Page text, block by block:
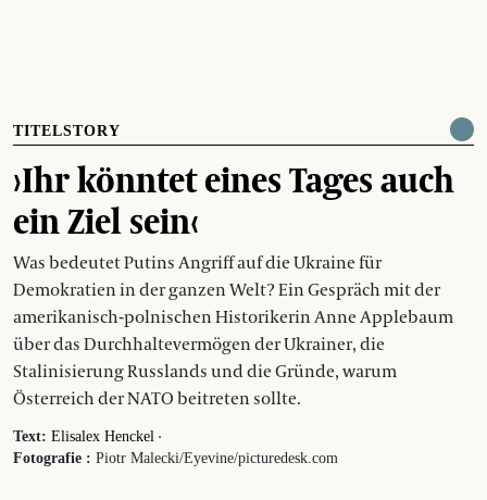
TITELSTORY
›Ihr könntet eines Tages auch
ein Ziel sein‹
Was bedeutet Putins Angriff auf die Ukraine für
Demokratien in der ganzen Welt? Ein Gespräch mit der
amerikanisch-polnischen Historikerin Anne Applebaum
über das Durchhaltevermögen der Ukrainer, die
Stalinisierung Russlands und die Gründe, warum
Österreich der NATO beitreten sollte.
Text: Elisalex Henckel ·
Fotografie : Piotr Malecki/Eyevine/picturedesk.com